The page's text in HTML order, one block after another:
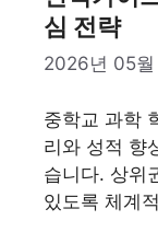
심 전략
2026년 05월
중학교 과학
리와 성적 향
습니다. 상위
있도록 체계